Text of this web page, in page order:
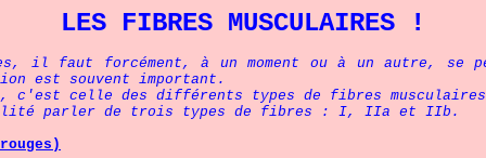
LES FIBRES MUSCULAIRES !
à un moment ou à un autre, se
est souvent important.
c'est celle des différents types de fibres
parler de trois types de fibres : I, IIa et IIb.